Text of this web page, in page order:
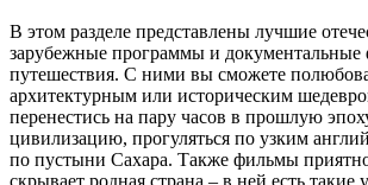
В этом разделе представлены лучшие
зарубежные программы и
путешествия. С ними вы сможете
архитектурным или историческим
перенестись на пару часов в прошлую
цивилизацию, прогуляться по узким
по пустыни Сахара. Также фильмы
скрывает родная страна – в ней есть такие